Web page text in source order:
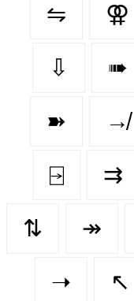
⇋ ⚢
⇩ ➠
➽ ↛
⍈ ⇉
⇅ ↠
➝ ↖